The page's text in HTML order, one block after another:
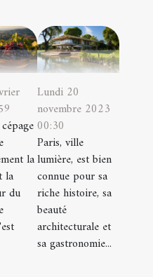
la
la
du
Lundi 20
novembre 2023
00:30
Paris, ville
lumière, est bien
connue pour sa
riche histoire, sa
beauté
architecturale et
sa gastronomie...